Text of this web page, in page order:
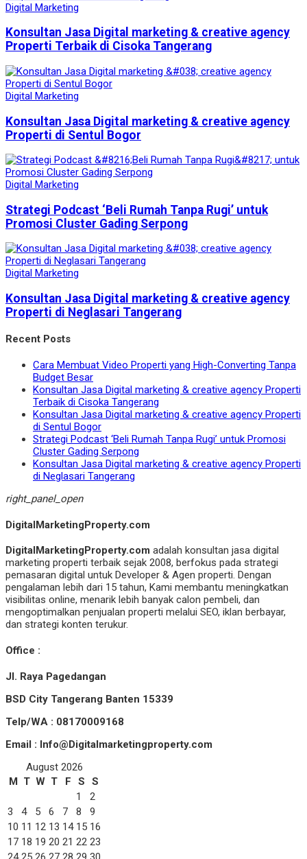
Digital Marketing
Konsultan Jasa Digital marketing & creative agency
Properti Terbaik di Cisoka Tangerang
Digital Marketing
Konsultan Jasa Digital marketing & creative agency
Properti di Sentul Bogor
Digital Marketing
Strategi Podcast ‘Beli Rumah Tanpa Rugi’ untuk
Promosi Cluster Gading Serpong
Digital Marketing
Konsultan Jasa Digital marketing & creative agency
Properti di Neglasari Tangerang
Recent Posts
Cara Membuat Video Properti yang High-Converting Tanpa
Budget Besar
Konsultan Jasa Digital marketing & creative agency Properti
Terbaik di Cisoka Tangerang
Konsultan Jasa Digital marketing & creative agency Properti
di Sentul Bogor
Strategi Podcast ‘Beli Rumah Tanpa Rugi’ untuk Promosi
Cluster Gading Serpong
Konsultan Jasa Digital marketing & creative agency Properti
di Neglasari Tangerang
right_panel_open
DigitalMarketingProperty.com
DigitalMarketingProperty.com adalah konsultan jasa digital
marketing properti terbaik sejak 2008, berfokus pada strategi
pemasaran digital untuk Developer & Agen properti. Dengan
pengalaman lebih dari 15 tahun, Kami membantu meningkatkan
visibilitas online, menarik lebih banyak calon pembeli, dan
mengoptimalkan penjualan properti melalui SEO, iklan berbayar,
dan strategi konten terukur.
Office :
Jl. Raya Pagedangan
BSD City Tangerang Banten 15339
Telp/WA : 08170009168
Email : Info@Digitalmarketingproperty.com
August 2026
M
T W T F S
S
1
2
3
4 5 6 7 8
9
10 11 12 13 14 15 16
17 18 19 20 21 22 23